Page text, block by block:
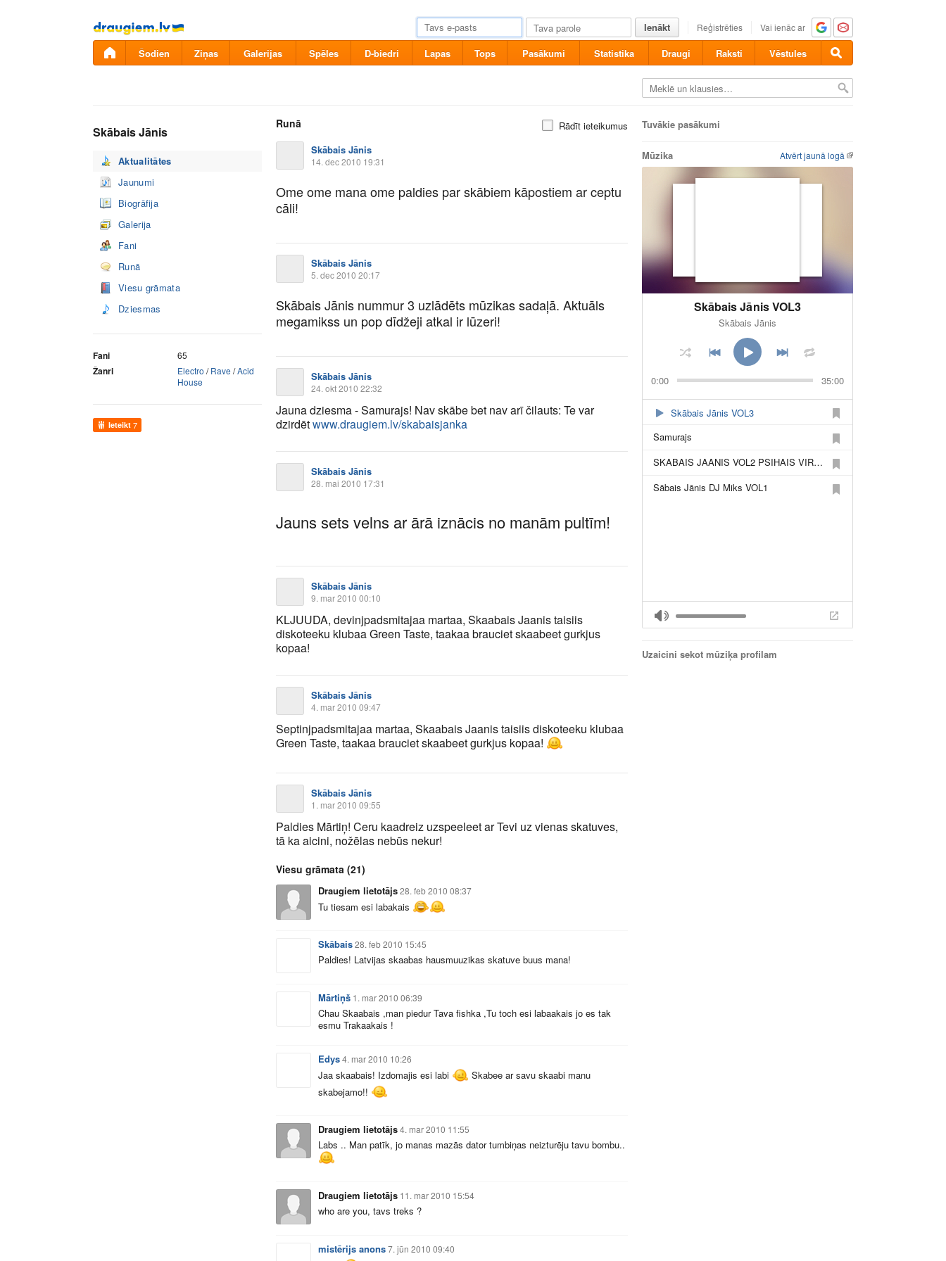
Pāriet
uz
saturu
Ienākt Reģistrēties Vai ienāc ar
Šodien Ziņas Galerijas Spēles D-biedri Lapas Tops Pasākumi Statistika Draugi Raksti Vēstules
Skābais Jānis
Aktualitātes
Jaunumi
Biogrāfija
Galerija
Fani
Runā
Viesu grāmata
Dziesmas
Fani 65
Žanri Electro /Rave /Acid
House
Ieteikt 7
Runā
Rādīt ieteikumus
Skābais Jānis
14. dec 2010 19:31
Ome ome mana ome paldies par skābiem kāpostiem ar ceptu
cāli!
Skābais Jānis
5. dec 2010 20:17
Skābais Jānis nummur 3 uzlādēts mūzikas sadaļā. Aktuāls
megamikss un pop dīdžeji atkal ir lūzeri!
Skābais Jānis
24. okt 2010 22:32
Jauna dziesma - Samurajs! Nav skābe bet nav arī čilauts: Te var
dzirdētwww.draugiem.lv/skabaisjanka
Skābais Jānis
28. mai 2010 17:31
Jauns sets velns ar ārā iznācis no manām pultīm!
Skābais Jānis
9. mar 2010 00:10
KLJUUDA, devinjpadsmitajaa martaa, Skaabais Jaanis taisiis
diskoteeku klubaa Green Taste, taakaa brauciet skaabeet gurkjus
kopaa!
Skābais Jānis
4. mar 2010 09:47
Septinjpadsmitajaa martaa, Skaabais Jaanis taisiis diskoteeku klubaa
Green Taste, taakaa brauciet skaabeet gurkjus kopaa!
Skābais Jānis
1. mar 2010 09:55
Paldies Mārtiņ! Ceru kaadreiz uzspeeleet ar Tevi uz vienas skatuves,
tā ka aicini, nožēlas nebūs nekur!
Viesu grāmata (21)
Draugiem lietotājs28. feb 2010 08:37
Tu tiesam esi labakais
Skābais28. feb 2010 15:45
Paldies! Latvijas skaabas hausmuuzikas skatuve buus mana!
Mārtiņš 1. mar 2010 06:39
Chau Skaabais ,man piedur Tava fishka ,Tu toch esi labaakais jo es tak
esmu Trakaakais !
Edys4. mar 2010 10:26
Jaa skaabais! Izdomajis esi labi
Skabee ar savu skaabi manu
skabejamo!!
Draugiem lietotājs4. mar 2010 11:55
Labs .. Man patīk, jo manas mazās dator tumbiņas neizturēju tavu bombu..
Draugiem lietotājs 11. mar 2010 15:54
who are you, tavs treks ?
mistērijs anons7. jūn 2010 09:40
Tuvākie pasākumi
Atvērt jaunā logā
Mūzika
Skābais Jānis VOL3
Skābais Jānis
0:00 35:00
Skābais Jānis VOL3
Samurajs
SKABAIS JAANIS VOL2 PSIHAIS VIRCAVAS PUISIS DJMIX
Sābais Jānis DJ Miks VOL1
Uzaicini sekot mūziķa profilam